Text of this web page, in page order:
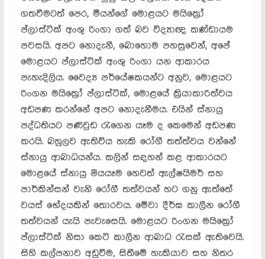
ගතවීමටත් පෙර, මීයන්ගේ මොළයට මයික්‍රෝ
ප්ලාස්ටික් අංශු රිංගා ගත් බව විද්‍යාඥ කණ්ඩායම
පවසයි. අපට නොදැනී, බොහොම පහසුවෙන්, අපේ
මොළයට ප්ලාස්ටික් අංශු රිංගා යන ආකාරය
පැහැදිලිය. වෛද්‍ය පර්යේෂකයන්ට අනුව, මොළයට
රිංගන මයික්‍රෝ ප්ලාස්ටික්, මොළයේ ක්‍රියාකාරිත්වය
අඩපණ කරන්නේ අපට නොදැනීමය. එයින් ස්නායු
පද්ධතියට පණිවුඩ රැගෙන යෑම ද කෙමෙන් අඩපණ
කරයි. බහුලව ඇතිවිය හැකි රෝගී තත්ත්වය වන්නේ
ස්නායු ආබාධයන්ය. කලින් සඳහන් කළ ආකාරයට
මොළයේ ස්නායු මියයෑම හෙවත් ඇල්ෂයිමර් සහ
පාර්කින්සන් වැනි රෝගී තත්වයන් හට ගනු ඇත්තේ
වයස් භේදයකින් තොරවය. මේවා දීර්ඝ කාලීන රෝගී
තත්වයන් යැයි පැවැසෙයි. මොළයට රිංගන මයික්‍රෝ
ප්ලාස්ටික් නිසා කෙටි කාලීන ආබාධ රැසක් ඇතිවෙයි.
සිහි කල්පනාව අඩුවීම, සිතීමේ හැකියාව සහ නිතර